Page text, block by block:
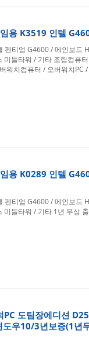
용 K3519 인텔
펜티엄 G4600 / 메인보드
들타워 / 기타 조립컴퓨
워치컴퓨터 / 오버워치PC
용 K0289 인텔
펜티엄 G4600 / 메인보드
들타워 / 기타 1년 무상
도팀장에디션
우10/3년보증(1년